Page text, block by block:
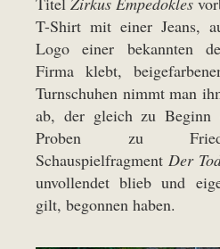
T-Shirt mit einer Jeans,
Logo einer bekannten
Firma klebt,
Turnschuhen nimmt man
ab, der gleich zu Beginn
Proben zu
SchauspielfragmentDer
unvollendet blieb und
gilt, begonnen haben.